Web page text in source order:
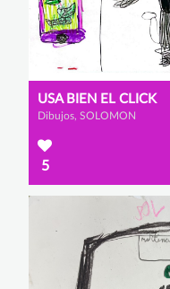
USA BIEN EL CLICK
Dibujos, SOLOMON
5